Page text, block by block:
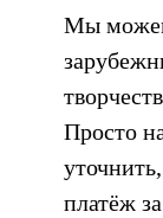
Мы
Просто
платёж